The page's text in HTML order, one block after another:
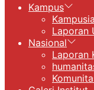
Kampus
Laporan
Nasional
Laporan